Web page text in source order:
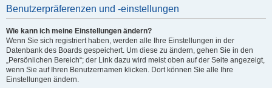
Benutzerpräferenzen und -einstellungen
Wie kann ich meine Einstellungen ändern?
Wenn Sie sich registriert haben, werden alle Ihre Einstellungen in der
Datenbank des Boards gespeichert. Um diese zu ändern, gehen Sie in den
„Persönlichen Bereich“; der Link dazu wird meist oben auf der Seite angezeigt,
wenn Sie auf Ihren Benutzernamen klicken. Dort können Sie alle Ihre
Einstellungen ändern.